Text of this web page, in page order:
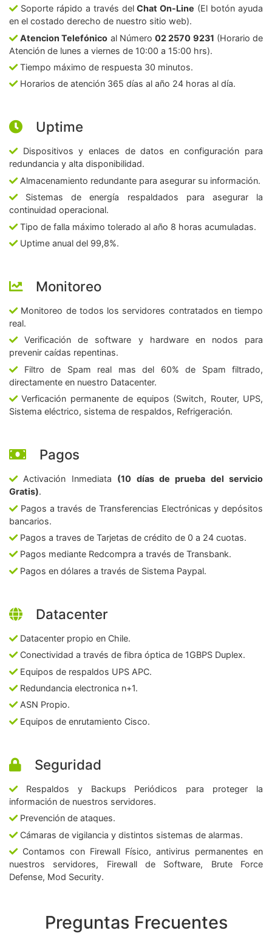
Soporte rápido a través delChat On-Line (El botón ayuda
en el costado derecho de nuestro sitio web).
Atencion Telefónico al Número02 2570 9231 (Horario de
Atención de lunes a viernes de 10:00 a 15:00 hrs).
Tiempo máximo de respuesta 30 minutos.
Horarios de atención 365 días al año 24 horas al día.
Uptime
Dispositivos y enlaces de datos en configuración para
redundancia y alta disponibilidad.
Almacenamiento redundante para asegurar su información.
Sistemas de energía respaldados para asegurar la
continuidad operacional.
Tipo de falla máximo tolerado al año 8 horas acumuladas.
Uptime anual del 99,8%.
Monitoreo
Monitoreo de todos los servidores contratados en tiempo
real.
Verificación de software y hardware en nodos para
prevenir caídas repentinas.
Filtro de Spam real mas del 60% de Spam filtrado,
directamente en nuestro Datacenter.
Verficación permanente de equipos (Switch, Router, UPS,
Sistema eléctrico, sistema de respaldos, Refrigeración.
Pagos
Activación Inmediata (10 días de prueba del servicio
Gratis).
Pagos a través de Transferencias Electrónicas y depósitos
bancarios.
Pagos a traves de Tarjetas de crédito de 0 a 24 cuotas.
Pagos mediante Redcompra a través de Transbank.
Pagos en dólares a través de Sistema Paypal.
Datacenter
Datacenter propio en Chile.
Conectividad a través de fibra óptica de 1GBPS Duplex.
Equipos de respaldos UPS APC.
Redundancia electronica n+1.
ASN Propio.
Equipos de enrutamiento Cisco.
Seguridad
Respaldos y Backups Periódicos para proteger la
información de nuestros servidores.
Prevención de ataques.
Cámaras de vigilancia y distintos sistemas de alarmas.
Contamos con Firewall Físico, antivirus permanentes en
nuestros servidores, Firewall de Software, Brute Force
Defense, Mod Security.
Preguntas Frecuentes